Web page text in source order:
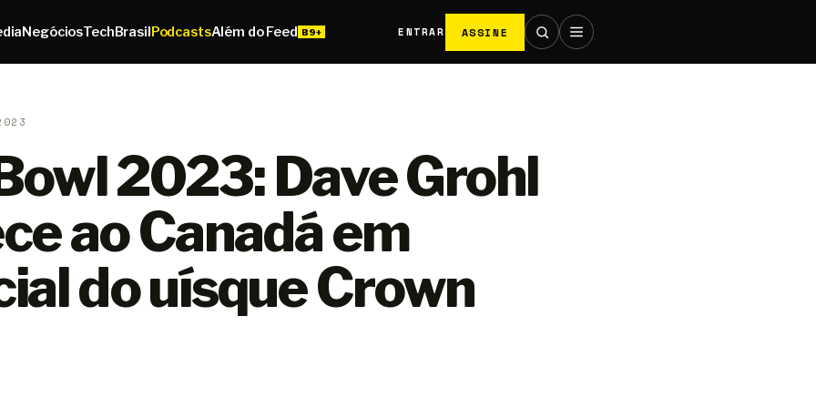
NegóciosTechBrasilPodcastsAlém do Feed ENTRAR ASSINE
2023: Dave Grohl
ao Canadá em
do uísque Crown